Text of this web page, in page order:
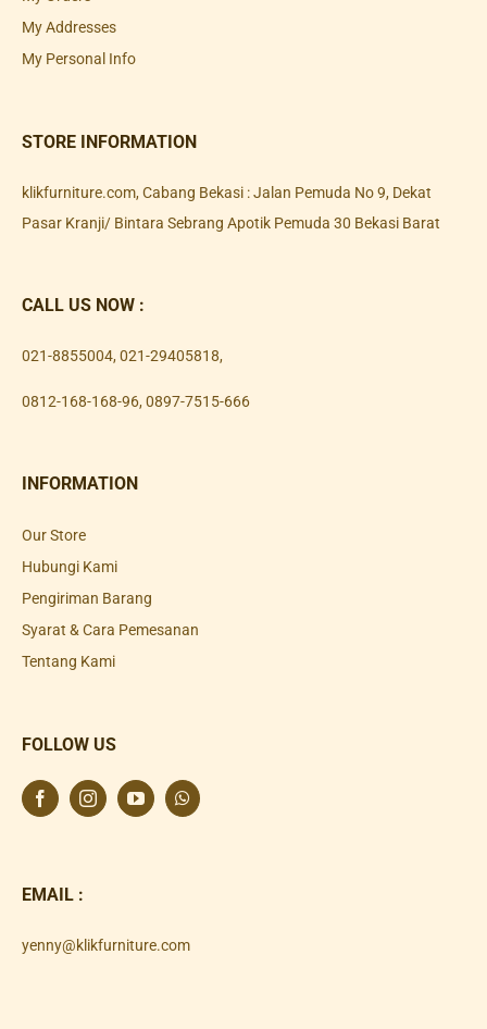
My Addresses
My Personal Info
STORE INFORMATION
klikfurniture.com, Cabang Bekasi : Jalan Pemuda No 9, Dekat
Pasar Kranji/ Bintara Sebrang Apotik Pemuda 30 Bekasi Barat
CALL US NOW :
021-8855004, 021-29405818,
0812-168-168-96, 0897-7515-666
INFORMATION
Our Store
Hubungi Kami
Pengiriman Barang
Syarat & Cara Pemesanan
Tentang Kami
FOLLOW US
EMAIL :
yenny@klikfurniture.com